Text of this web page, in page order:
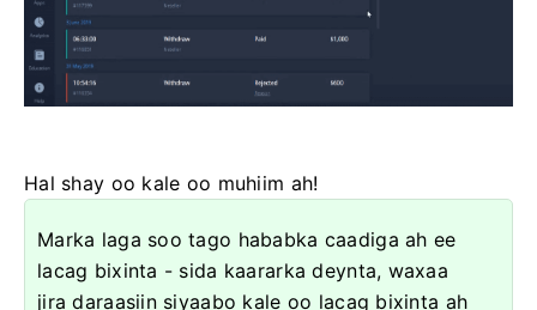
Hal shay oo kale oo muhiim ah!
Marka laga soo tago hababka caadiga ah ee